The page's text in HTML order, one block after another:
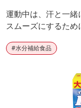
運動中は、汗と一
スムーズにするた
#水分補給食品